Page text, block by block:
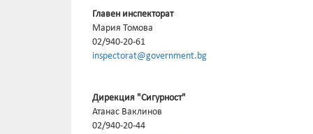
Главен инспекторат
Мария Томова
02/940-20-61
inspectorat@government.bg
Дирекция "Сигурност"
Атанас Ваклинов
02/940-20-44